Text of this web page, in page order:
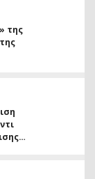
της